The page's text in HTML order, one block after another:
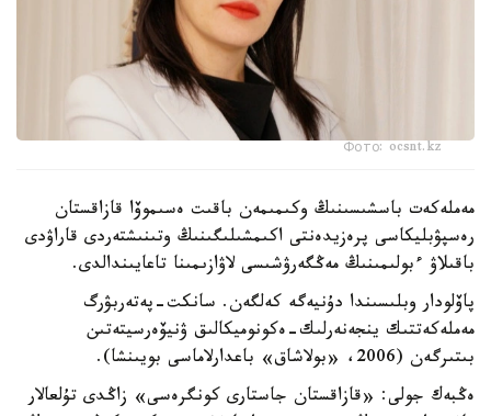
Фото: ocsnt.kz
مەملەكەت باسشىسىنىڭ وكىمىمەن باقىت ەسىموۆا قازاقستان
رەسپۋبليكاسى پرەزيدەنتى اكىمشىلىگىنىڭ وتىنىشتەردى قاراۋدى
باقىلاۋ ءبولىمىنىڭ مەڭگەرۋشىسى لاۋازىمىنا تاعايىندالدى.
پاۆلودار وبلىسىندا دۇنيەگە كەلگەن. سانكت-پەتەربۋرگ
مەملەكەتتىك ينجەنەرلىك-ەكونوميكالىق ۋنيۆەرسيتەتىن
بىتىرگەن (2006، «بولاشاق» باعدارلاماسى بويىنشا).
ەڭبەك جولى: «قازاقستان جاستارى كونگرەسى» زاڭدى تۇلعالار